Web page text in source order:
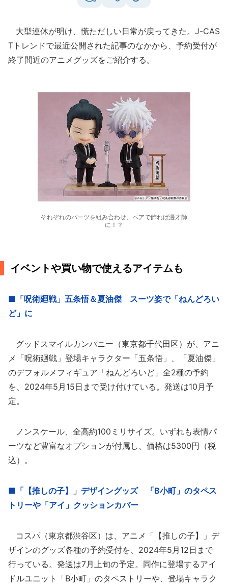
大型連休が明け、慌ただしい日常が戻ってきた。J-CAS
Tトレンドで最近公開された記事のなかから、予約受付が
終了間近のアニメグッズをご紹介する。
それぞれのパーツを組み合わせ、ペアで飾れば漫才師
に！？
イベントや買い物で使えるアイテムも
■「呪術廻戦」五条悟＆夏油傑 スーツ姿で「ねんどろい
ど」に
グッドスマイルカンパニー（東京都千代田区）が、アニ
メ「呪術廻戦」登場キャラクター「五条悟」、「夏油傑」
のデフォルメフィギュア「ねんどろいど」全2種の予約
を、2024年5月15日まで受け付けている。発送は10月予
定。
ノンスケール、全高約100ミリサイズ。いずれも表情パ
ーツなど豊富なオプションが付属し、価格は5300円（税
込）。
■「【推しの子】」デザイングッズ 「B小町」のタペス
トリーや「アイ」クッションカバー
コスパ（東京都渋谷区）は、アニメ「【推しの子】」デ
ザインのグッズ各種の予約受付を、2024年5月12日まで
行っている。発送は7月上旬の予定。同作に登場するアイ
ドルユニット「B小町」のタペストリーや、登場キャラク